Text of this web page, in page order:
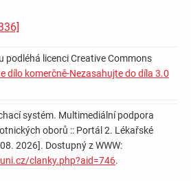
podléhá licenci Creative Commons
dílo komerčně-Nezasahujte do díla 3.0
systém. Multimediální podpora
oborů :: Portál 2. Lékařské
2026]. Dostupný z WWW:
clanky.php?aid=746.